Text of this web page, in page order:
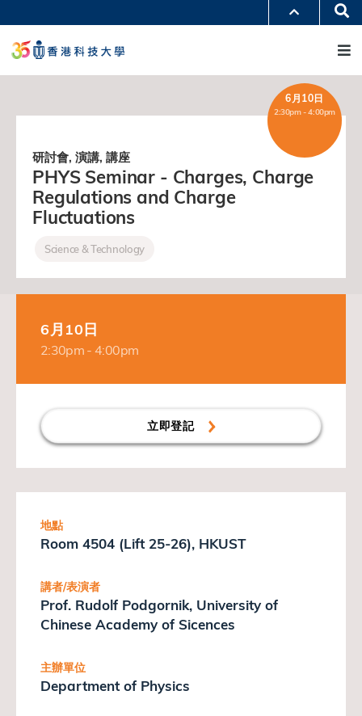
至
容
生活@科大
校園地圖及指南
工作@科大
認識科大
6月10日
2:30pm - 4:00pm
研討會, 演講, 講座
PHYS Seminar - Charges, Charge
Regulations and Charge
Fluctuations
Science & Technology
6月10日
2:30pm - 4:00pm
立即登記
地點
Room 4504 (Lift 25-26), HKUST
講者/表演者
Prof. Rudolf Podgornik, University of
Chinese Academy of Sicences
主辦單位
Department of Physics